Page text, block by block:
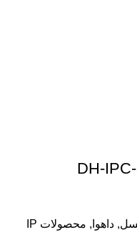
دوربین مداربسته داهوا مدل DH-IPC-
, داهوا , محصولات IP